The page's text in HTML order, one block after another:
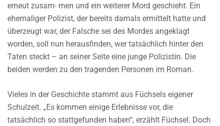
erneut zusam- men und ein weiterer Mord geschieht. Ein
ehemaliger Polizist, der bereits damals ermittelt hatte und
überzeugt war, der Falsche sei des Mordes angeklagt
worden, soll nun herausfinden, wer tatsächlich hinter den
Taten steckt – an seiner Seite eine junge Polizistin. Die
beiden werden zu den tragenden Personen im Roman.
Vieles in der Geschichte stammt aus Füchsels eigener
Schulzeit. „Es kommen einige Erlebnisse vor, die
tatsächlich so stattgefunden haben“, erzählt Füchsel. Doch